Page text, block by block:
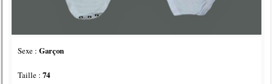
Sexe :Garçon
Taille :74